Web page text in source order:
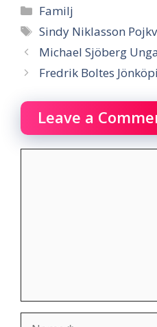
Categories
Familj
Tags
Sindy Niklasson
Michael Sjöberg
Fredrik Boltes
Leave a